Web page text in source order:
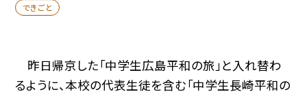
できごと
昨日帰京した「中学生広島平和の旅」と入れ替わ
るように、本校の代表生徒を含む「中学生長崎平和の